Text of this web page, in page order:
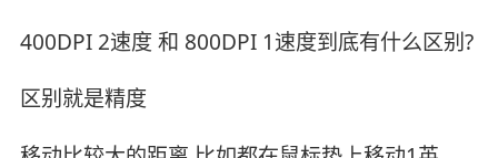
400DPI 2速度 和 800DPI 1速度到底有什么区别?
区别就是精度